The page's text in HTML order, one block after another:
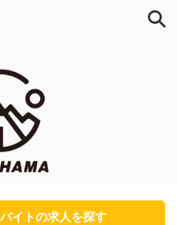
イトの求人を探す